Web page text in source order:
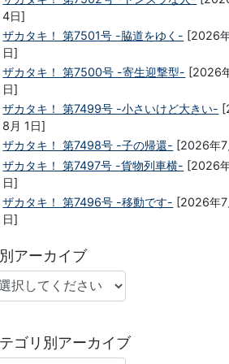
4日]
ザカタキ！ 第7501号 -脇道をゆく- [2026
日]
ザカタキ！ 第7500号 -寄生迎撃型- [2026
日]
ザカタキ！ 第7499号 -小さいけど大きい-
8月 1日]
ザカタキ！ 第7498号 -子の帰還- [2026年
ザカタキ！ 第7497号 -貨物列車横- [2026
日]
ザカタキ！ 第7496号 -移動です- [2026年
日]
アーカイブ
ゴリ別アーカイブ